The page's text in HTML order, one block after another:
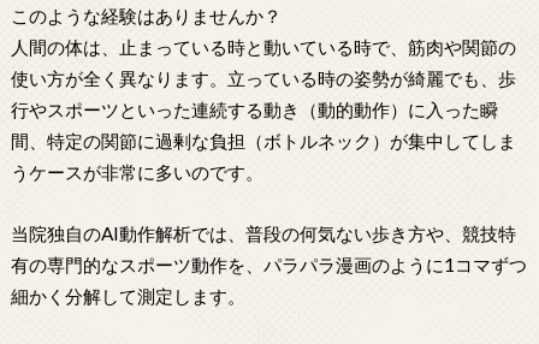
このような経験はありませんか？
人間の体は、止まっている時と動いている時で、筋肉や関節の
使い方が全く異なります。立っている時の姿勢が綺麗でも、歩
行やスポーツといった連続する動き（動的動作）に入った瞬
間、特定の関節に過剰な負担（ボトルネック）が集中してしま
うケースが非常に多いのです。
当院独自のAI動作解析では、普段の何気ない歩き方や、競技特
有の専門的なスポーツ動作を、パラパラ漫画のように1コマずつ
細かく分解して測定します。